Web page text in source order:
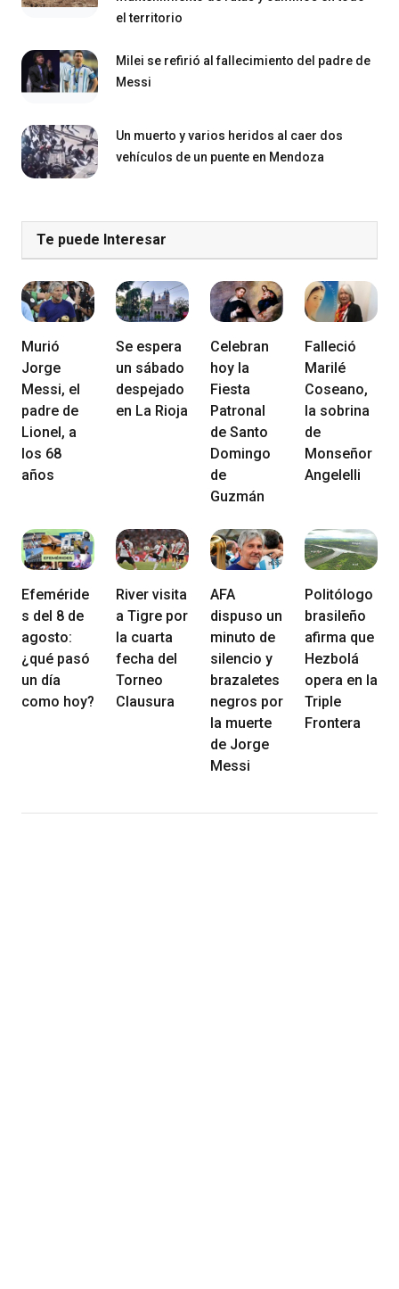
el territorio
Milei se refirió al fallecimiento del padre de
Messi
Un muerto y varios heridos al caer dos
vehículos de un puente en Mendoza
Te puede Interesar
Murió
Jorge
Messi, el
padre de
Lionel, a
los 68
años
Se espera
un sábado
despejado
en La Rioja
Celebran
hoy la
Fiesta
Patronal
de Santo
Domingo
de
Guzmán
Falleció
Marilé
Coseano,
la sobrina
de
Monseñor
Angelelli
Efeméride
s del 8 de
agosto:
¿qué pasó
un día
como hoy?
River visita
a Tigre por
la cuarta
fecha del
Torneo
Clausura
AFA
dispuso un
minuto de
silencio y
brazaletes
negros por
la muerte
de Jorge
Messi
Politólogo
brasileño
afirma que
Hezbolá
opera en la
Triple
Frontera